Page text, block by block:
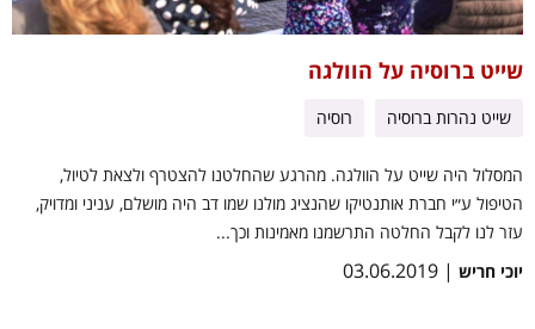
שייט ברוסיה על הוולגה
שייט נהרות ברוסיה רוסיה
המסלול היה שייט על הוולגה. מהרגע שהחלטנו להצטרף ולצאת לטיול,
הטיפול ע״י חברת אותנטיקו שהנציג מולנו שמו דב היה מושלם, עניני ומדויק,
עזר לנו לקבל החלטה התרשמנו מאמינות וכך...
יוכי חריש | 03.06.2019